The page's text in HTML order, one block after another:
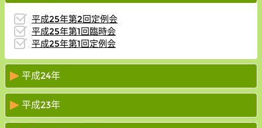
平成25年第2回定例会
平成25年第1回臨時会
平成25年第1回定例会
平成24年
平成23年